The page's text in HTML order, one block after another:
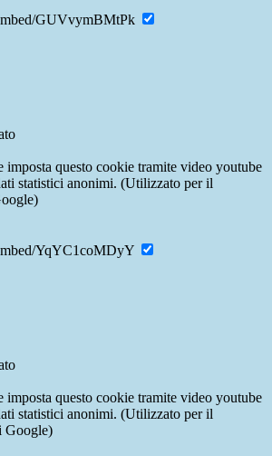
GUVvymBMtPk
imposta questo cookie tramite video youtube
statistici anonimi. (Utilizzato per il
YqYC1coMDyY
imposta questo cookie tramite video youtube
statistici anonimi. (Utilizzato per il
Google)